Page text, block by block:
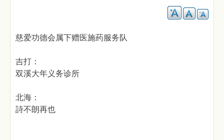
慈爱功德会属下赠医施药服务队
吉打：
双溪大年义务诊所
北海：
詩不朗再也